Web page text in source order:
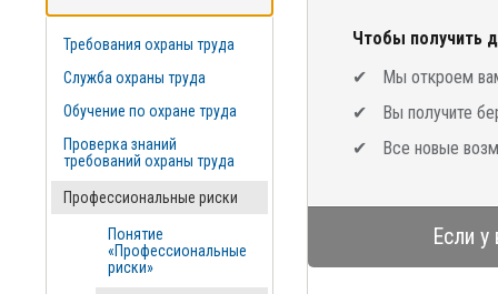
Чтобы получить
Мы откроем
Вы получите
Все новые
Если
Требования охраны труда
Служба охраны труда
Обучение по охране труда
Проверка знаний
требований охраны труда
Профессиональные риски
Понятие
«Профессиональные
риски»